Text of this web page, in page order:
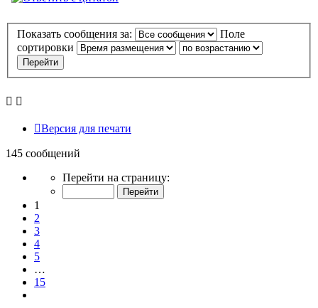
Показать сообщения за:
Поле
сортировки
Версия для печати
145 сообщений
Страница
из
15
Перейти на страницу:
1
2
3
4
5
…
15